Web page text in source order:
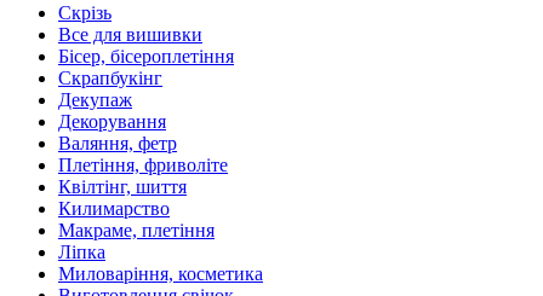
Скрізь
Все для вишивки
Бісер, бісероплетіння
Скрапбукінг
Декупаж
Декорування
Валяння, фетр
Плетіння, фриволіте
Квілтінг, шиття
Килимарство
Макраме, плетіння
Ліпка
Миловаріння, косметика